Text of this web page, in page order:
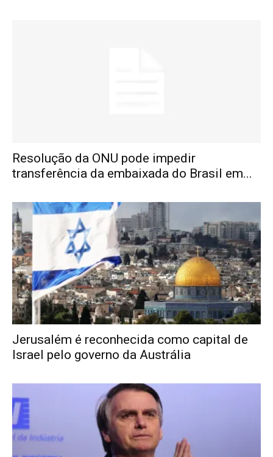
Resolução da ONU pode impedir
transferência da embaixada do Brasil em...
Jerusalém é reconhecida como capital de
Israel pelo governo da Austrália